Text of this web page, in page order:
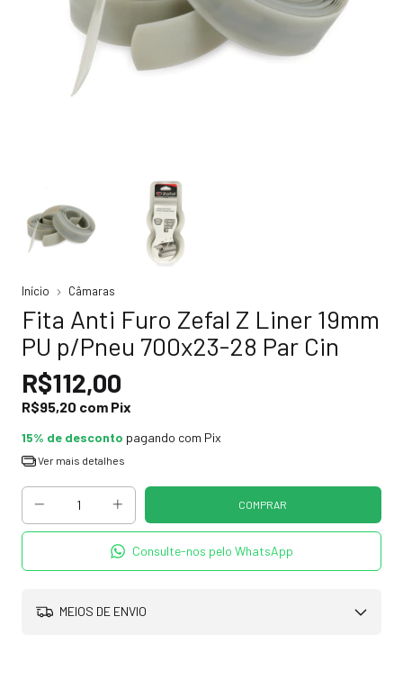
Início Câmaras
Fita Anti Furo Zefal Z Liner 19mm
PU p/Pneu 700x23-28 Par Cin
R$112,00
R$95,20 com Pix
15% de desconto pagando com Pix
Ver mais detalhes
Consulte-nos pelo WhatsApp
MEIOS DE ENVIO